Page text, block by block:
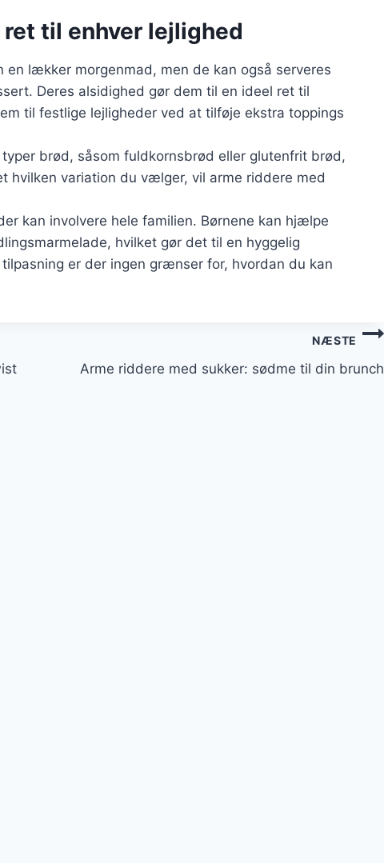
til enhver lejlighed
lækker morgenmad, men de kan også serveres
Deres alsidighed gør dem til en ideel ret til
til festlige lejligheder ved at tilføje ekstra toppings
brød, såsom fuldkornsbrød eller glutenfrit brød,
hvilken variation du vælger, vil arme riddere med
kan involvere hele familien. Børnene kan hjælpe
hvilket gør det til en hyggelig
er der ingen grænser for, hvordan du kan
NÆSTE
Arme riddere med sukker: sødme til din brunch